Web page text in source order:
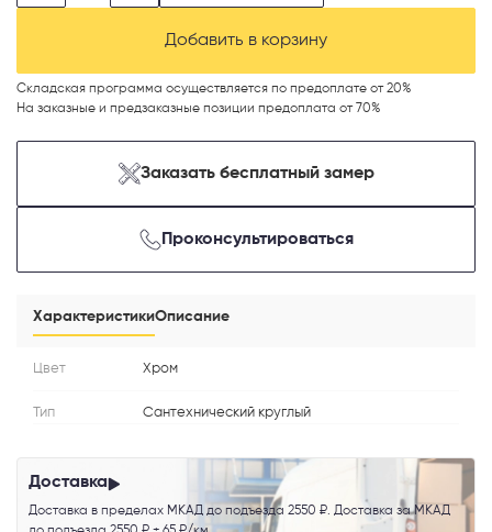
Добавить в корзину
Складская программа осуществляется по предоплате от 20%
На заказные и предзаказные позиции предоплата от 70%
Заказать бесплатный замер
Проконсультироваться
ХарактеристикиОписание
Цвет Хром
Тип Сантехнический круглый
Доставка
Доставка в пределах МКАД до подъезда 2550 ₽. Доставка за МКАД
Телефон
Перезвонить